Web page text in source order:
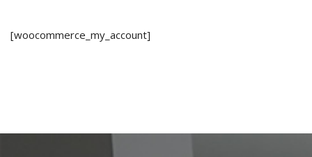
[woocommerce_my_account]